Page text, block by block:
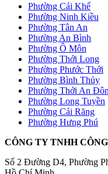
Phường Cái Khế
Phường Ninh Kiều
Phường Tân An
Phường An Bình
Phường Ô Môn
Phường Thới Long
Phường Phước Thới
Phường Bình Thủy
Phường Thới An
Phường Long Tuyền
Phường Cái Răng
Phường Hưng Phú
CÔNG TY TNHH
Số 2 Đường D4, Phường